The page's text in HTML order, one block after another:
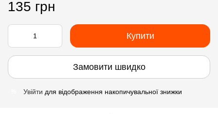
135 грн
Купити
Замовити швидко
Увійти для відображення накопичувальної знижки